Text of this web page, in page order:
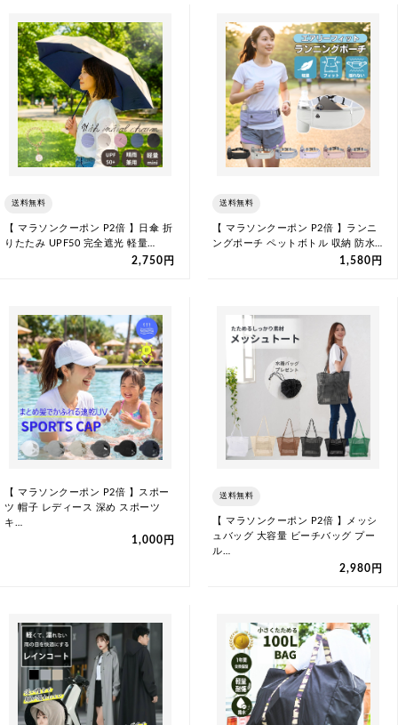
送料無料
【 マラソンクーポン P2倍 】日傘 折
りたたみ UPF50 完全遮光 軽量…
2,750円
送料無料
【 マラソンクーポン P2倍 】ランニ
ングポーチ ペットボトル 収納 防水…
1,580円
【 マラソンクーポン P2倍 】スポー
ツ 帽子 レディース 深め スポーツ
キ…
1,000円
送料無料
【 マラソンクーポン P2倍 】メッシ
ュバッグ 大容量 ビーチバッグ プー
ル…
2,980円